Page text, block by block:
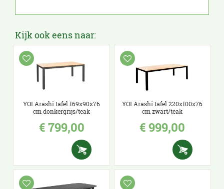
Kijk ook eens naar:
YOI Arashi tafel 169x90x76
cm donkergrijs/teak
€799,00
YOI Arashi tafel 220x100x76
cm zwart/teak
€999,00